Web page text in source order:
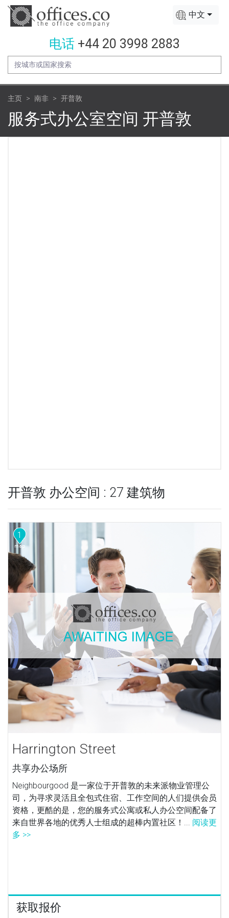
中文
电话 +44 20 3998 2883
主页 南非 开普敦
服务式办公室空间 开普敦
开普敦 办公空间 : 27 建筑物
1
Harrington Street
共享办公场所
Neighbourgood 是一家位于开普敦的未来派物业管理公
司，为寻求灵活且全包式住宿、工作空间的人们提供会员
资格，更酷的是，您的服务式公寓或私人办公空间配备了
来自世界各地的优秀人士组成的超棒内置社区！... 阅读更
多 >>
获取报价